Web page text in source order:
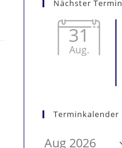
Nächster Termin
31
Aug.
Terminkalender